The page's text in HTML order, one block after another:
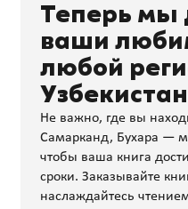
Теперь мы
ваши
любой
Не важно, где вы
Самарканд, Бухара —
чтобы ваша книга
сроки. Заказывайте
наслаждайтесь